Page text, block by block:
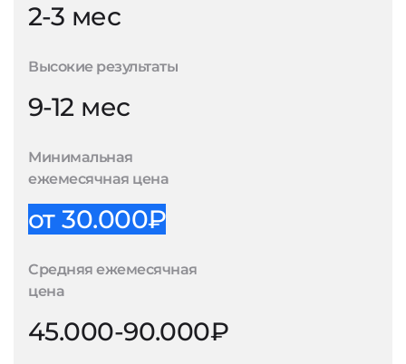
2-3 мес
Высокие результаты
9-12 мес
Минимальная
ежемесячная цена
от 30.000₽
Средняя ежемесячная
цена
45.000-90.000₽